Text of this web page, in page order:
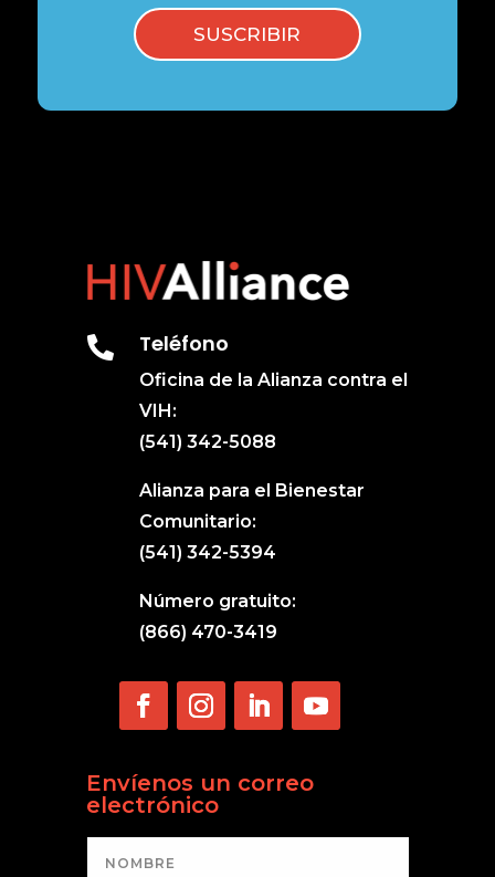
SUSCRIBIR
 Teléfono
Oficina de la Alianza contra el
VIH:
(541) 342-5088
Alianza para el Bienestar
Comunitario:
(541) 342-5394
Número gratuito:
(866) 470-3419
Envíenos un correo
electrónico